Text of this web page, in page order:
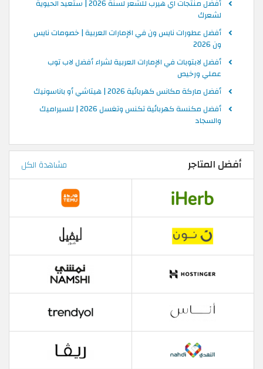
أفضل منتجات اي هيرب للشعر لسنة 2026 | ستعيد الحيوية
لشعرك
أفضل عطورات نايس ون في الإمارات العربية | خصومات نايس
ون 2026
أفضل لابتوبات في الإمارات العربية لشراء أفضل لاب توب
عملي ورخيص
أفضل ماركة مكانس كهربائية 2026 | هيتاشي أو باناسونيك
أفضل مكنسة كهربائية تكنس وتغسل 2026 | للسيراميك
والسجاد
أفضل المتاجر مشاهدة الكل